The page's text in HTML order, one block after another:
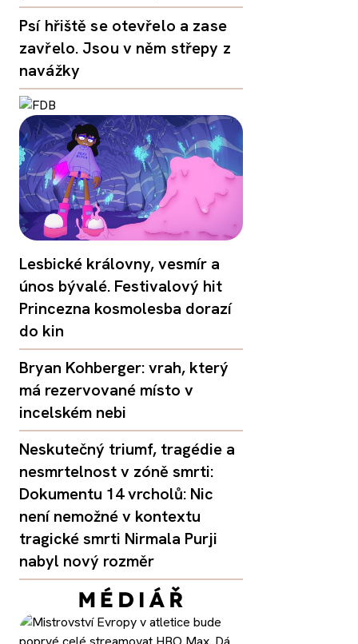
Psí hřiště se otevřelo a zase
zavřelo. Jsou v něm střepy z
navážky
Lesbické královny, vesmír a
únos bývalé. Festivalový hit
Princezna kosmolesba dorazí
do kin
Bryan Kohberger: vrah, který
má rezervované místo v
incelském nebi
Neskutečný triumf, tragédie a
nesmrtelnost v zóně smrti:
Dokumentu 14 vrcholů: Nic
není nemožné v kontextu
tragické smrti Nirmala Purji
nabyl nový rozměr